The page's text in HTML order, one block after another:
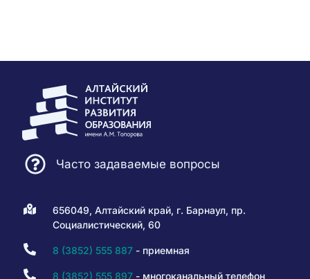
Часто задаваемые вопросы
656049, Алтайский край, г. Барнаул, пр.
Социалистический, 60
8 (3852) 555 887- приемная
8 (3852) 555 897- многоканальный телефон